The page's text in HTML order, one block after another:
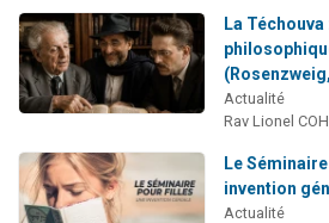
La
Actualité
Rav Lionel
Le
invention
Actualité